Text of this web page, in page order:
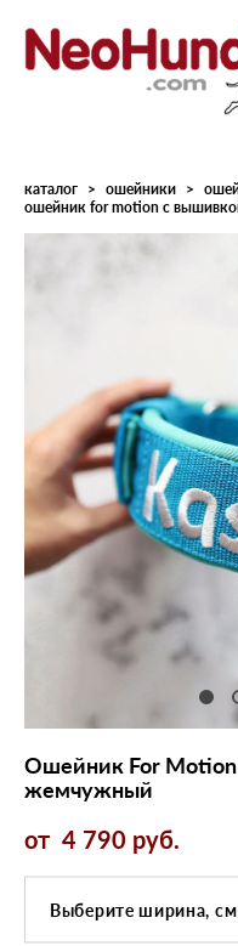
каталог > ошейники >
ошейник for motion с
Ошейник For
жемчужный
от 4 790 pуб.
Выберите ширина, см